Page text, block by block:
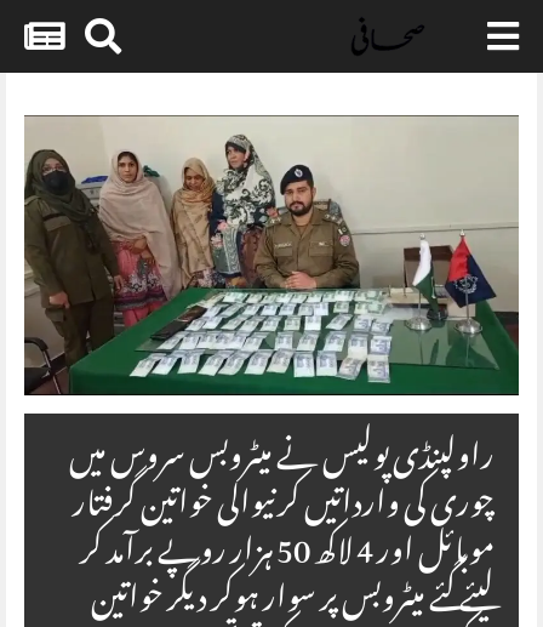
Skip
content
راولپنڈی پولیس نے میٹروبس سروس میں
چوری کی وارداتیں کرنیوالی خواتین گرفتار
موبائل اور 4 لاکھ 50 ہزار روپے برآمد کر
لیئے گئے میٹروبس پر سوار ہوکر دیگر خواتین